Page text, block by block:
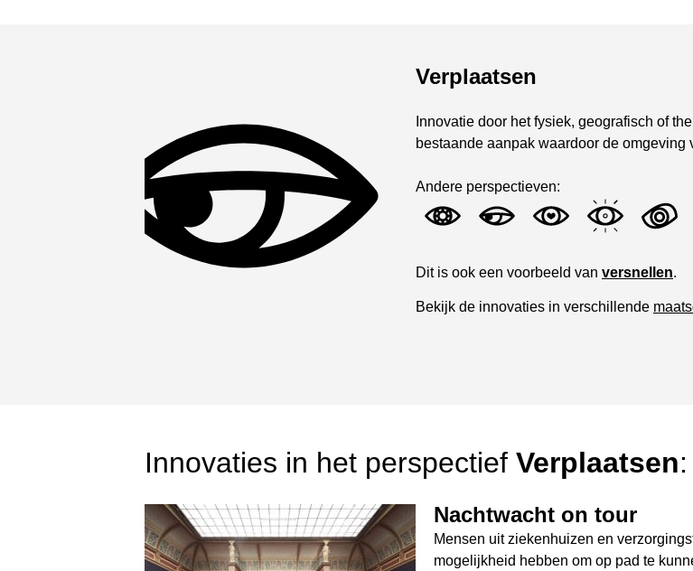
Verplaatsen
Innovatie door het fysiek, geografisch of
bestaande aanpak waardoor de omgeving
Andere perspectieven:
Dit is ook een voorbeeld van versnellen.
Bekijk de innovaties in verschillende
Innovaties in het perspectief Verplaatsen:
Nachtwacht on tour
Mensen uit ziekenhuizen en
mogelijkheid hebben om op pad te